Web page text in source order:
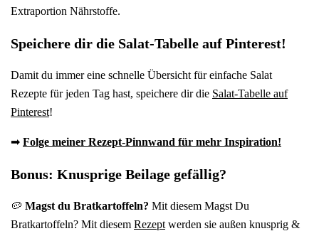
Extraportion Nährstoffe.
Speichere dir die Salat-Tabelle auf Pinterest!
Damit du immer eine schnelle Übersicht für einfache Salat
Rezepte für jeden Tag hast, speichere dir die Salat-Tabelle auf
Pinterest!
➡ Folge meiner Rezept-Pinnwand für mehr Inspiration!
Bonus: Knusprige Beilage gefällig?
🥔 Magst du Bratkartoffeln? Mit diesem Magst Du
Bratkartoffeln? Mit diesem Rezept werden sie außen knusprig &